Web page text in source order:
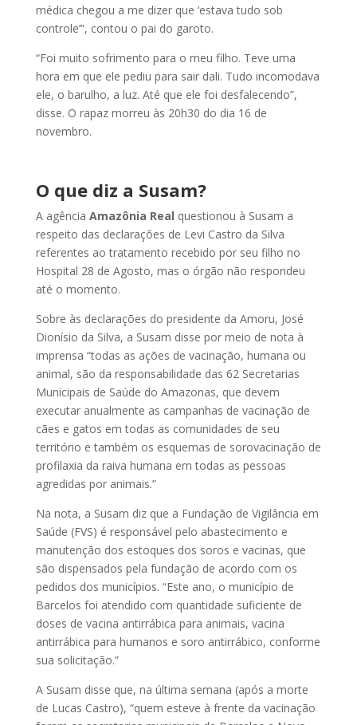
médica chegou a me dizer que ‘estava tudo sob
controle’”, contou o pai do garoto.
“Foi muito sofrimento para o meu filho. Teve uma
hora em que ele pediu para sair dali. Tudo incomodava
ele, o barulho, a luz. Até que ele foi desfalecendo”,
disse. O rapaz morreu às 20h30 do dia 16 de
novembro.
O que diz a Susam?
A agência Amazônia Real questionou à Susam a
respeito das declarações de Levi Castro da Silva
referentes ao tratamento recebido por seu filho no
Hospital 28 de Agosto, mas o órgão não respondeu
até o momento.
Sobre às declarações do presidente da Amoru, José
Dionísio da Silva, a Susam disse por meio de nota à
imprensa “todas as ações de vacinação, humana ou
animal, são da responsabilidade das 62 Secretarias
Municipais de Saúde do Amazonas, que devem
executar anualmente as campanhas de vacinação de
cães e gatos em todas as comunidades de seu
território e também os esquemas de sorovacinação de
profilaxia da raiva humana em todas as pessoas
agredidas por animais.”
Na nota, a Susam diz que a Fundação de Vigilância em
Saúde (FVS) é responsável pelo abastecimento e
manutenção dos estoques dos soros e vacinas, que
são dispensados pela fundação de acordo com os
pedidos dos municípios. “Este ano, o município de
Barcelos foi atendido com quantidade suficiente de
doses de vacina antirrábica para animais, vacina
antirrábica para humanos e soro antirrábico, conforme
sua solicitação.”
A Susam disse que, na última semana (após a morte
de Lucas Castro), “quem esteve à frente da vacinação